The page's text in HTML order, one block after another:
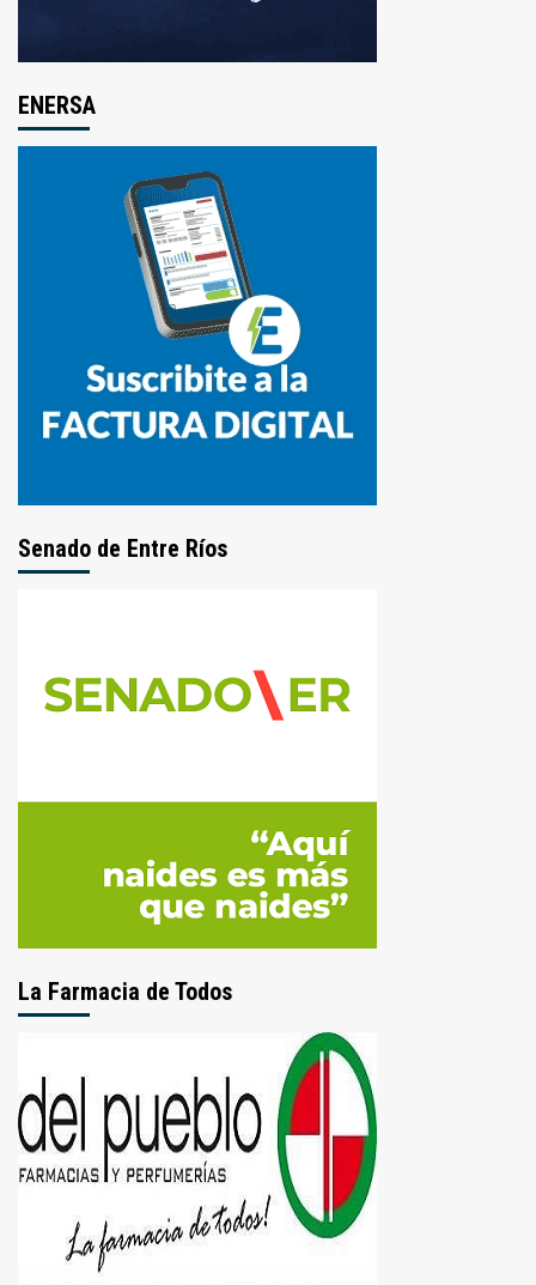
ENERSA
Senado de Entre Ríos
La Farmacia de Todos